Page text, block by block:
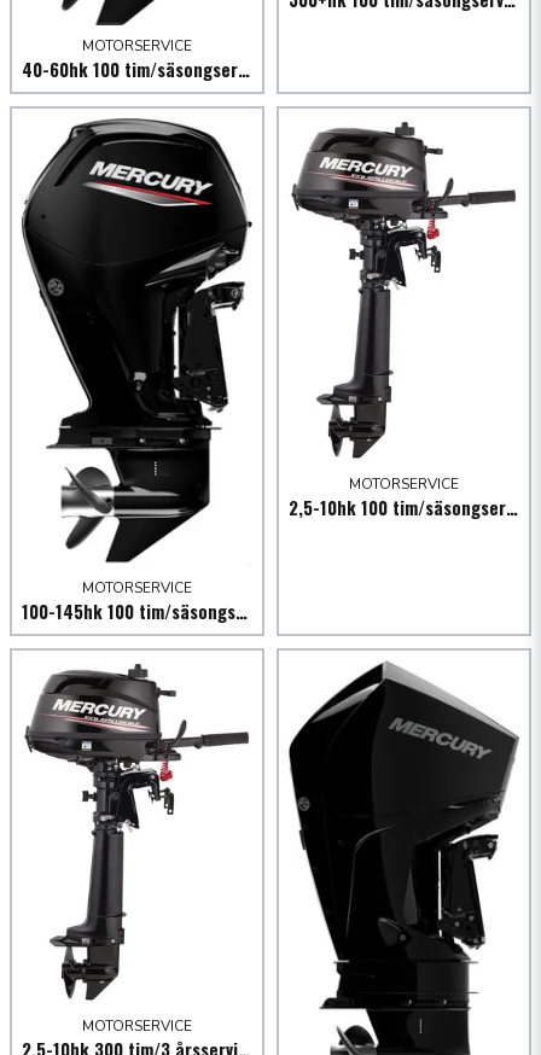
MOTORSERVICE
40-60hk 100 tim/säsongservice utombordare
MOTORSERVICE
100-145hk 100 tim/säsongservice utombordare
MOTORSERVICE
2,5-10hk 100 tim/säsongservice utombordare
MOTORSERVICE
2,5-10hk 300 tim/3 årsservice utombordare